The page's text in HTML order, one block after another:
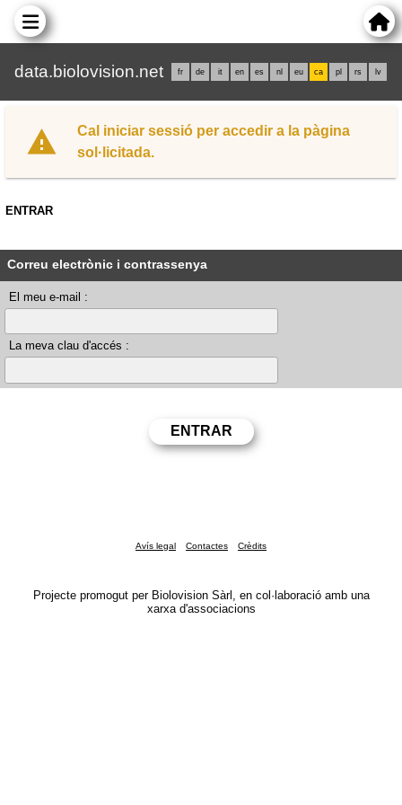
data.biolovision.net fr de it en es nl eu ca pl rs lv
Cal iniciar sessió per accedir a la pàgina
sol·licitada.
ENTRAR
Correu electrònic i contrassenya
El meu e-mail :
La meva clau d'accés :
Avís legal Contactes Crèdits
Projecte promogut per Biolovision Sàrl, en col·laboració amb una
xarxa d'associacions